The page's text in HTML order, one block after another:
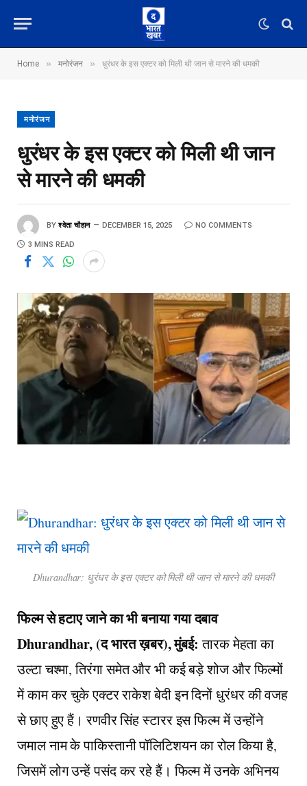
Home » मनोरंजन » धुरंधर के इस एक्टर को मिली थी जान से मारने की धमकी
मनोरंजन
धुरंधर के इस एक्टर को मिली थी जान
से मारने की धमकी
BY श्वेता चौहान DECEMBER 15, 2025 NO COMMENTS
3 MINS READ
Dhurandhar: धुरंधर के इस एक्टर को मिली थी जान से मारने की धमकी
फिल्म से हटाए जाने का भी बनाया गया दबाव
Dhurandhar, (द भारत ख़बर), मुंबई: तारक मेहता का
उल्टा चश्मा, तिरंगा समेत और भी कई बड़े शोज और फिल्मों
में काम कर चुके एक्टर राकेश बेदी इन दिनों धुरंधर की वजह
से छाए हुए हैं। रणवीर सिंह स्टारर इस फिल्म में उन्होंने
जमाल नाम के पाकिस्तानी पॉलिटिशयन का रोल किया है,
जिसमें लोग उन्हें पसंद कर रहे हैं। फिल्म में उनके अभिनय